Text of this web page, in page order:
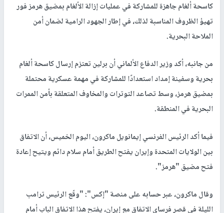
كاسحة ألغام جاهزة للمشاركة في عمليات إزالة الألغام بمضيق هرمز فور
تهيؤ الظروف المناسبة لذلك، في إطار الجهود الرامية لضمان أمن
الملاحة البحرية.
من جانبه، أكد وزير الدفاع الألماني أن برلين تعتزم إرسال كاسحة ألغام
بحرية وسفينة إمداد استعدادًا للمشاركة في مهمة عسكرية محتملة
بمضيق هرمز، وسط تصاعد التوترات والمخاوف المتعلقة بأمن الممرات
البحرية في المنطقة.
فيما أكد الرئيس الفرنسي إيمانويل ماكرون، اليوم الخميس، أن الاتفاق
بين الولايات المتحدة وإيران يفتح الطريق أمام سلام دائم ويتيح إعادة
فتح مضيق "هرمز".
وقال ماكرون، عبر حسابه على منصة "إكس": "وقّع الرئيس ترامب
الليلة في قصر فرساي الاتفاق مع إيران، يفتح هذا الاتفاق الباب أمام